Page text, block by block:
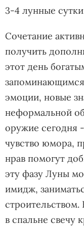
3-4 лунные
Сочетание
получить
этот день
эмоции, новые
неформальной
оружие сегодня
чувство юмора,
нрав помогут
эту фазу Луны
имидж,
строительством.
в спальне свечу